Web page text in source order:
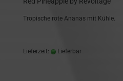
Tropische rote Ananas mit Kühle.
Lieferzeit: Lieferbar